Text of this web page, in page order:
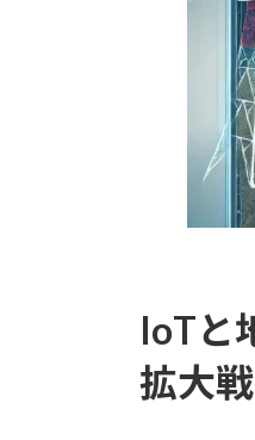
IoTと
拡大